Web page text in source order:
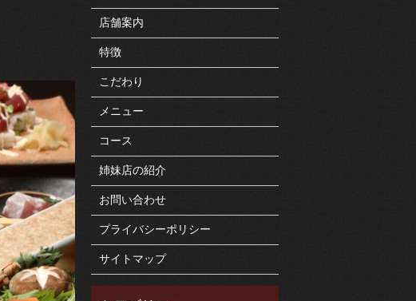
店舗案内
特徴
こだわり
メニュー
コース
姉妹店の紹介
お問い合わせ
プライバシーポリシー
サイトマップ